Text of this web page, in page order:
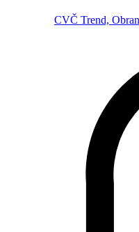
CVČ Trend,